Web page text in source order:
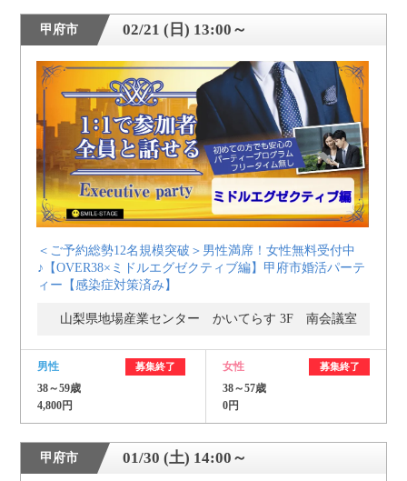
甲府市 02/21 (日) 13:00～
＜ご予約総勢12名規模突破＞男性満席！女性無料受付中
♪【OVER38×ミドルエグゼクティブ編】甲府市婚活パーテ
ィー【感染症対策済み】
山梨県地場産業センター かいてらす 3F 南会議室
男性 募集終了
38～59歳
4,800円
女性 募集終了
38～57歳
0円
甲府市 01/30 (土) 14:00～